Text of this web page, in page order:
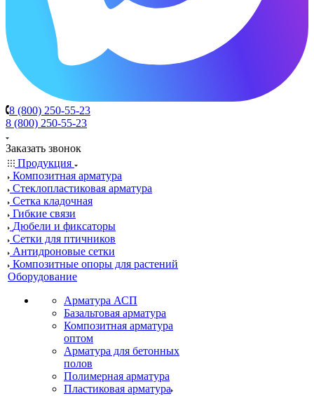
8 (800) 250-55-23
8 (800) 250-55-23
Заказать звонок
Продукция
Композитная арматура
Cтеклопластиковая арматура
Сетка кладочная
Гибкие связи
Дюбели и фиксаторы
Сетки для птичников
Антидроновые сетки
Композитные опоры для растений
Оборудование
Арматура АСП
Базальтовая арматура
Композитная арматура
оптом
Арматура для бетонных
полов
Полимерная арматура
Пластиковая арматура